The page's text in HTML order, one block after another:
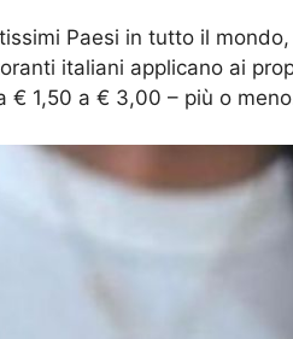
Paesi in tutto il mondo,
italiani applicano ai
1,50 a € 3,00 – più o